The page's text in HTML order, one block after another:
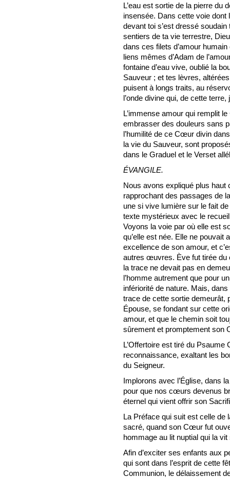
L’eau est sortie de la pierre du
insensée. Dans cette voie dont
devant toi s’est dressé
sentiers de ta vie terrestre,
dans ces filets d’amour
liens mêmes d’Adam de
fontaine d’eau vive, oublié la
Sauveur ; et tes lèvres,
puisent à longs traits, au
l’onde divine qui, de cette
L’immense amour qui remplit
embrasser des douleurs sans
l’humilité de ce Cœur divin
la vie du Sauveur, sont
dans le Graduel et le Verset
ÉVANGILE.
Nous avons expliqué plus haut
rapprochant des passages de
une si vive lumière sur le fait
texte mystérieux avec le
Voyons la voie par où elle est
qu’elle est née. Elle ne pouvait
excellence de son amour, et
autres œuvres. Ève fut tirée du
la trace ne devait pas en
l’homme autrement que pour
infériorité de nature. Mais,
trace de cette sortie demeurât,
Épouse, se fondant sur cette
amour, et que le chemin soit
sûrement et promptement son
L’Offertoire est tiré du Psaume
reconnaissance, exaltant les
du Seigneur.
Implorons avec l’Église, dans
pour que nos cœurs devenus
éternel qui vient offrir son
La Préface qui suit est celle de
sacré, quand son Cœur fut
hommage au lit nuptial qui la
Afin d’exciter ses enfants aux
qui sont dans l’esprit de cette
Communion, le délaissement